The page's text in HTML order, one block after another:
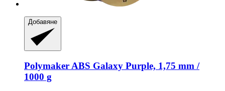
Добавяне
Polymaker ABS Galaxy Purple, 1,75 mm /
1000 g